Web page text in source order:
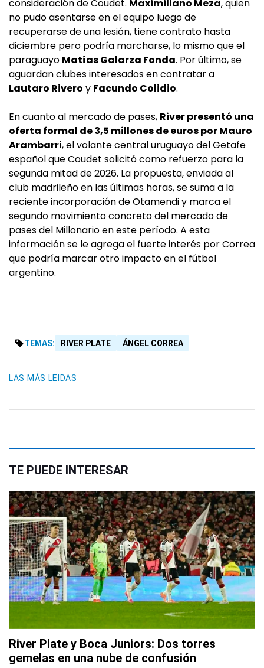
consideración de Coudet. Maximiliano Meza, quien
no pudo asentarse en el equipo luego de
recuperarse de una lesión, tiene contrato hasta
diciembre pero podría marcharse, lo mismo que el
paraguayo Matías Galarza Fonda. Por último, se
aguardan clubes interesados en contratar a
Lautaro Rivero y Facundo Colidio.
En cuanto al mercado de pases, River presentó una
oferta formal de 3,5 millones de euros por Mauro
Arambarri, el volante central uruguayo del Getafe
español que Coudet solicitó como refuerzo para la
segunda mitad de 2026. La propuesta, enviada al
club madrileño en las últimas horas, se suma a la
reciente incorporación de Otamendi y marca el
segundo movimiento concreto del mercado de
pases del Millonario en este período. A esta
información se le agrega el fuerte interés por Correa
que podría marcar otro impacto en el fútbol
argentino.
TEMAS: RIVER PLATE ÁNGEL CORREA
LAS MÁS LEIDAS
TE PUEDE INTERESAR
River Plate y Boca Juniors: Dos torres
gemelas en una nube de confusión